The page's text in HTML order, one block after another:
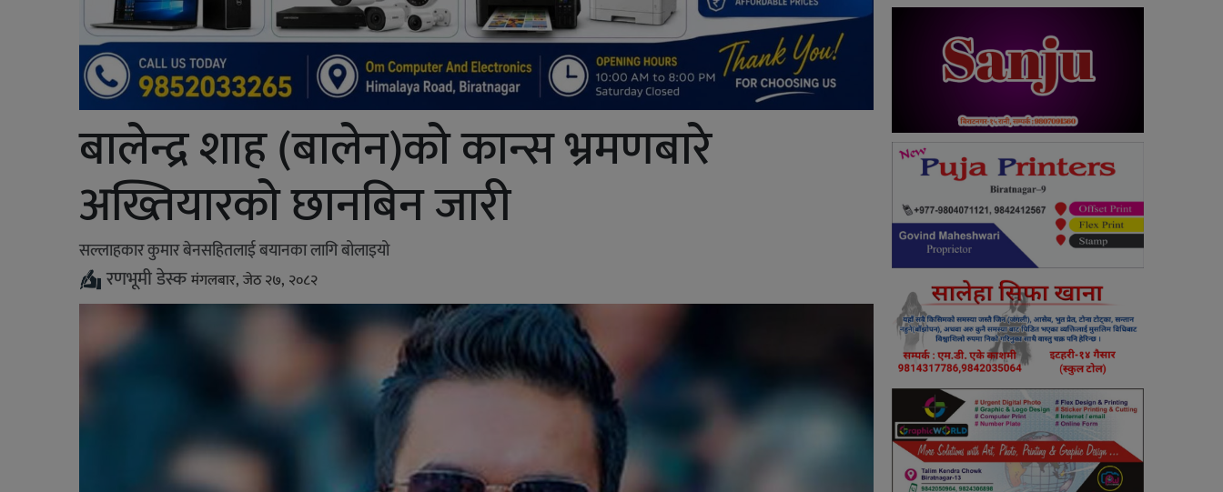
बालेन्द्र शाह (बालेन)को कान्स भ्रमणबारे
अख्तियारको छानबिन जारी
सल्लाहकार कुमार बेनसहितलाई बयानका लागि बोलाइयो
रणभूमी डेस्कमंगलबार, जेठ २७, २०८२